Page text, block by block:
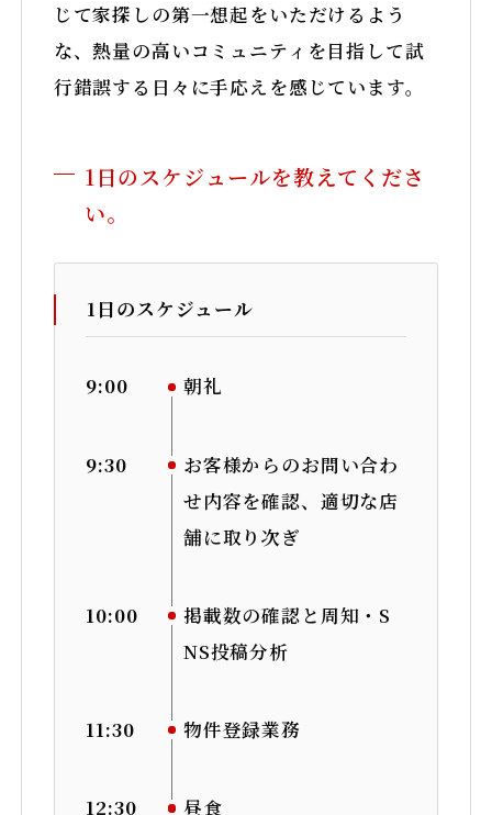
じて家探しの第一想起をいただけるよう
な、熱量の高いコミュニティを目指して試
行錯誤する日々に手応えを感じています。
1日のスケジュールを教えてくださ
い。
1日のスケジュール
9:00 朝礼
9:30
お客様からのお問い合わ
せ内容を確認、適切な店
舗に取り次ぎ
10:00
掲載数の確認と周知・S
NS投稿分析
11:30 物件登録業務
12:30 昼食